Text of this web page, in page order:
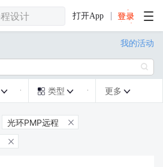
打开App
我的活动

  类型  更多 
光环PMP远程 
